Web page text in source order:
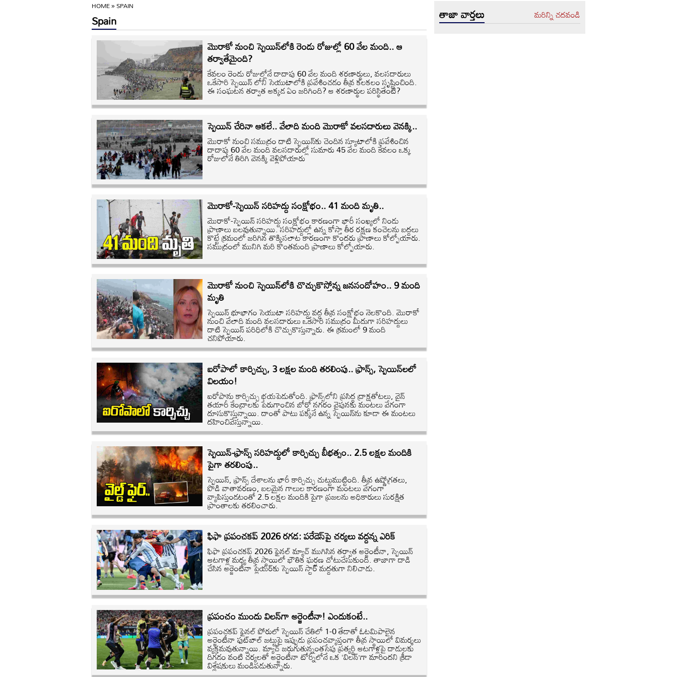
HOME»SPAIN
Spain
మొరాకో నుంచి స్పెయిన్‌‌లోకి రెండు రోజుల్లో 60 వేల మంది.. ఆ
తర్వాతేమైంది?
కేవలం రెండు రోజుల్లోనే దాదాపు 60 వేల మంది శరణార్థులు, వలసదారులు
ఒకేసారి స్పెయిన్ లోని సెయుటాలోకి ప్రవేశించడం తీవ్ర కలకలం సృష్టించింది.
ఈ సంఘటన తర్వాత అక్కడ ఏం జరిగింది? ఆ శరణార్థుల పరిస్థితేంటి?
స్పెయిన్ చేరినా ఆకలే.. వేలాది మంది మొరాకో వలసదారులు వెనక్కి..
మొరాకో నుంచి సముద్రం దాటి స్పెయిన్‌కు చెందిన స్యూటాలోకి ప్రవేశించిన
దాదాపు 60 వేల మంది వలసదారుల్లో సుమారు 45 వేల మంది కేవలం ఒక్క
రోజులోనే తిరిగి వెనక్కి వెళ్లిపోయారు
మొరాకో-స్పెయిన్ సరిహద్దు సంక్షోభం.. 41 మంది మృతి..
మొరాకో-స్పెయిన్ సరిహద్దు సంక్షోభం కారణంగా భారీ సంఖ్యలో నిండు
ప్రాణాలు బలవుతున్నాయి. సరిహద్దుల్లో ఉన్న కోస్తా తీర రక్షణ కంచెలను బద్దలు
కొట్టే క్రమంలో జరిగిన తొక్కిసలాట కారణంగా కొందరు ప్రాణాలు కోల్పోయారు.
సముద్రంలో మునిగి మరి కొంతమంది ప్రాణాలు కోల్పోయారు.
మొరాకో నుంచి స్పెయిన్‌లోకి చొచ్చుకొస్తోన్న జనసందోహం.. 9 మంది
మృతి
స్పెయిన్ భూభాగం సెయుటా సరిహద్దు వద్ద తీవ్ర సంక్షోభం నెలకొంది. మొరాకో
నుంచి వేలాది మంది వలసదారులు ఒకేసారి సముద్రం మీదుగా సరిహద్దులు
దాటి స్పెయిన్ పరిధిలోకి చొచ్చుకొస్తున్నారు. ఈ క్రమంలో 9 మంది
చనిపోయారు.
ఐరోపాలో కార్చిచ్చు, 3 లక్షల మంది తరలింపు.. ఫ్రాన్స్, స్పెయిన్‌లలో
విలయం!
ఐరోపాను కార్చిచ్చు భయపెడుతోంది. ఫ్రాన్స్‌లోని ప్రసిద్ధ ద్రాక్షతోటలు, వైన్‌
తయారీ కేంద్రాలకు పేరుగాంచిన బోర్డో నగరం వైపునకు మంటలు వేగంగా
దూసుకొస్తున్నాయి. దాంతో పాటు పక్కనే ఉన్న స్పెయిన్‌ను కూడా ఈ మంటలు
దహించివేస్తున్నాయి.
స్పెయిన్-ఫ్రాన్స్‌ సరిహద్దులో కార్చిచ్చు బీభత్సం.. 2.5 లక్షల మందికి
పైగా తరలింపు..
స్పెయిన్, ఫ్రాన్స్ దేశాలను భారీ కార్చిచ్చు చుట్టుముట్టింది. తీవ్ర ఉష్ణోగ్రతలు,
పొడి వాతావరణం, బలమైన గాలుల కారణంగా మంటలు వేగంగా
వ్యాపిస్తుండటంతో 2.5 లక్షల మందికి పైగా ప్రజలను అధికారులు సురక్షిత
ప్రాంతాలకు తరలించారు.
ఫిఫా ప్రపంచకప్ 2026 రగడ: పరేడెస్‌పై చర్యలు వద్దన్న ఎరిక్
ఫిఫా ప్రపంచకప్ 2026 ఫైనల్ మ్యాచ్ ముగిసిన తర్వాత అర్జెంటీనా, స్పెయిన్
ఆటగాళ్ల మధ్య తీవ్ర స్థాయిలో భౌతిక ఘర్షణ చోటుచేసుకుంది. తాజాగా దాడి
చేసిన అర్జెంటీనా ప్లేయర్‌కు స్పెయిన్ స్టార్ మద్దతుగా నిలిచాడు.
ప్రపంచం ముందు విలన్‌గా అర్జెంటీనా! ఎందుకంటే..
ప్రపంచకప్ ఫైనల్ పోరులో స్పెయిన్ చేతిలో 1-0 తేడాతో ఓటమిపాలైన
అర్జెంటీనా ఫుట్‌బాల్ జట్టుపై ఇప్పుడు ప్రపంచవ్యాప్తంగా తీవ్ర స్థాయిలో విమర్శలు
వ్యక్తమవుతున్నాయి. మ్యాచ్ జరుగుతున్నంతసేపు ప్రత్యర్థి ఆటగాళ్లపై దాడులకు
దిగడం వంటి చర్యలతో అర్జెంటీనా టోర్నీలోనే ఒక ‘విలన్’గా మారిందని క్రీడా
విశ్లేషకులు మండిపడుతున్నారు.
తాజా వార్తలు మరిన్ని చదవండి